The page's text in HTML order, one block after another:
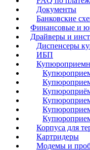
Документы
Банковские
Финансовые и
Драйверы и
Диспенсеры
ИБП
Корпуса для
Картридеры
Модемы и